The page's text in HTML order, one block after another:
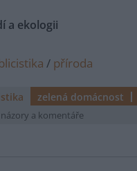
a ekologii
/ příroda
zelená domácnost
názory a komentáře